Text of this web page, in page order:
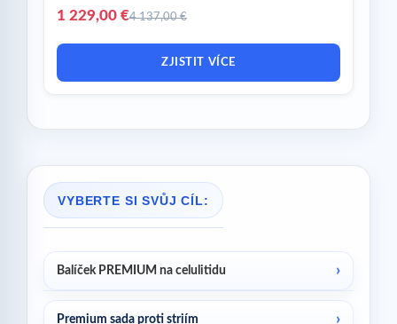
1 229,00 €4 137,00 €
ZJISTIT VÍCE
VYBERTE SI SVŮJ CÍL:
Balíček PREMIUM na celulitidu
Premium sada proti striím